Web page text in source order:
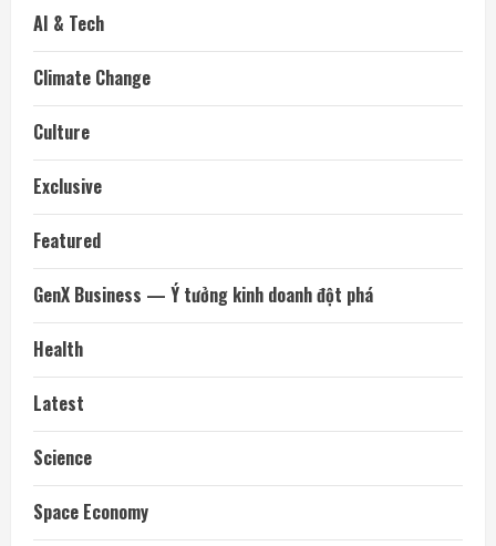
AI & Tech
Climate Change
Culture
Exclusive
Featured
GenX Business — Ý tưởng kinh doanh đột phá
Health
Latest
Science
Space Economy